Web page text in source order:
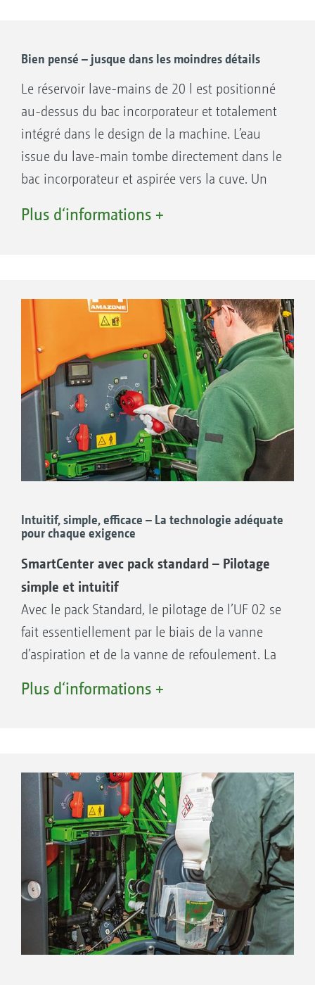
important du côté du tracteur. Avec le pack
deux solutions particulièrement confortables
pour le pilotage de l’UF 02.
Bien pensé – jusque dans les moindres détails
Le réservoir lave-mains de 20 l est positionné
au-dessus du bac incorporateur et totalement
intégré dans le design de la machine. L’eau
issue du lave-main tombe directement dans le
bac incorporateur et aspirée vers la cuve. Un
logé en dessous du bac lave-mains. En
est destiné à ranger les E.P.I. propres et
contaminés.
Vos avantages :
Disposition centrale de tous les éléments de
commandes importants, accessibilité
optimale
Tableau de commandes protégé des saletés
Coffre de rangement étanche aux
projections, d’une capacité de 30 l
Bac lave-mains séparé d’une capacité de 20 l
Distributeur de savon facilement accessible sous le
bac lave-mains
Plus d‘informations +
Intuitif, simple, efficace – La technologie adéquate
pour chaque exigence
SmartCenter avec pack standard – Pilotage
simple et intuitif
Avec le pack Standard, le pilotage de l’UF 02 se
fait essentiellement par le biais de la vanne
d’aspiration et de la vanne de refoulement. La
vanne d’aspiration permet de choisir où la
pompe va aspirer le liquide et la vanne de
côté pression.
SmartCenter avec pack Confort – Pilotage
facile
Plus d‘informations +